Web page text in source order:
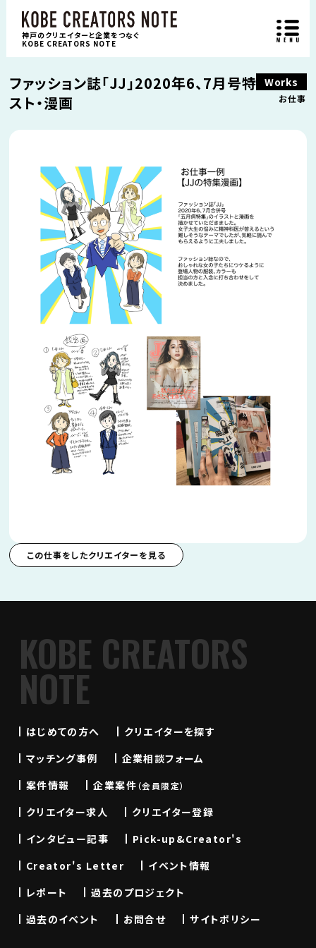
神戸のクリエイターと企業をつなぐ
KOBE CREATORS NOTE
Works
お仕事
ファッション誌「JJ」2020年6、7月号特集イラ
スト・漫画
この仕事をしたクリエイターを見る
KOBE CREATORS
NOTE
はじめての方へ
クリエイターを探す
マッチング事例
企業相談フォーム
案件情報
企業案件（会員限定）
クリエイター求人
クリエイター登録
インタビュー記事
Pick-up&Creator's
Creator's Letter
イベント情報
レポート
過去のプロジェクト
過去のイベント
お問合せ サイトポリシー